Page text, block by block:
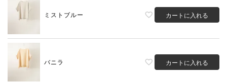
ミストブルー カートに入れる
バニラ カートに入れる